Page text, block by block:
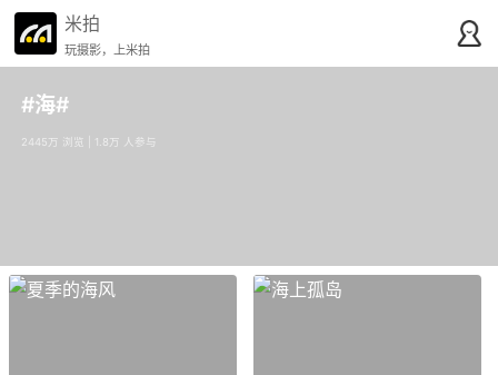
米拍
玩摄影，上米拍
#海#
2445万 浏览 | 1.8万 人参与